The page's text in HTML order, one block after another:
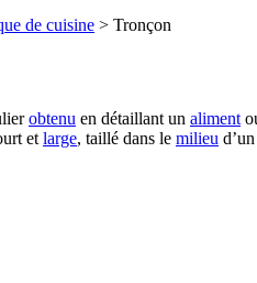
de cuisine > Tronçon
obtenu en détaillant un aliment
et large, taillé dans le milieu d’un